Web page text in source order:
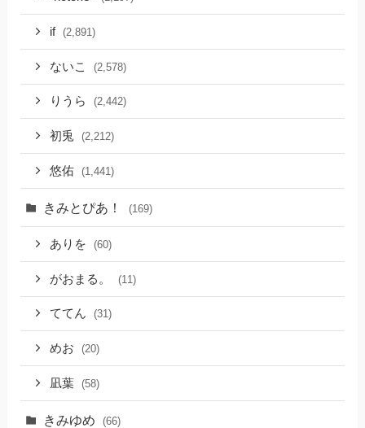
if (2,891)
ないこ (2,578)
りうら (2,442)
初兎 (2,212)
悠佑 (1,441)
きみとぴあ！ (169)
ありを (60)
がおまる。 (11)
ててん (31)
めお (20)
凪葉 (58)
きみゆめ (66)